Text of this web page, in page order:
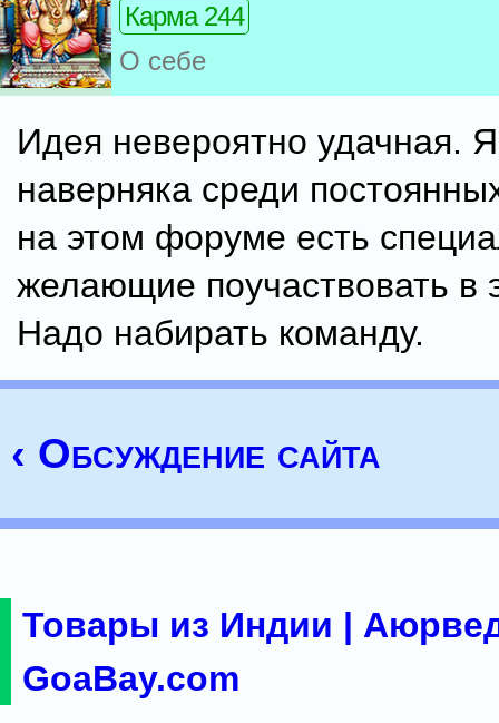
Карма 244
О себе
Идея невероятно удачная.
наверняка среди
на этом форуме есть
желающие поучаствовать в
Надо набирать команду.
‹ Обсуждение сайта
Товары из Индии |
GoaBay.com